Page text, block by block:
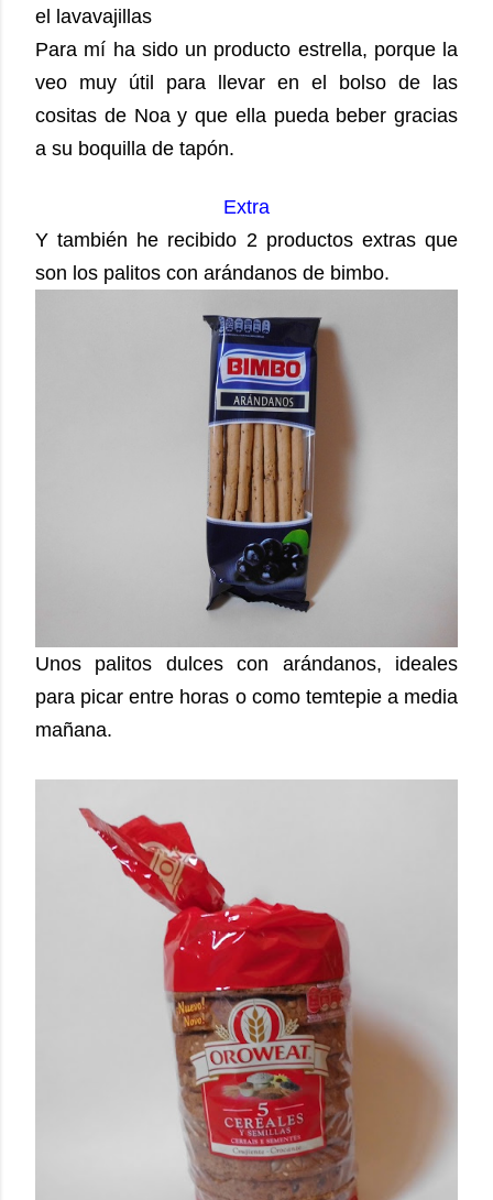
el lavavajillas
Para mí ha sido un producto estrella, porque la
veo muy útil para llevar en el bolso de las
cositas de Noa y que ella pueda beber gracias
a su boquilla de tapón.
Extra
Y también he recibido 2 productos extras que
son los palitos con arándanos de bimbo.
Unos palitos dulces con arándanos, ideales
para picar entre horas o como temtepie a media
mañana.